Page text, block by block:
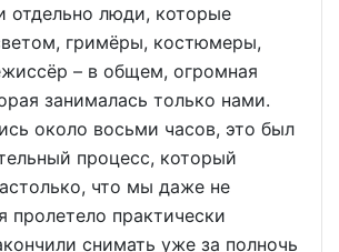
отдельно люди, которые
гримёры, костюмеры,
– в общем, огромная
занималась только нами.
около восьми часов, это был
процесс, который
что мы даже не
пролетело практически
снимать уже за полночь